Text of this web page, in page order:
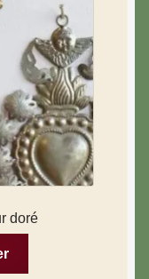
doré